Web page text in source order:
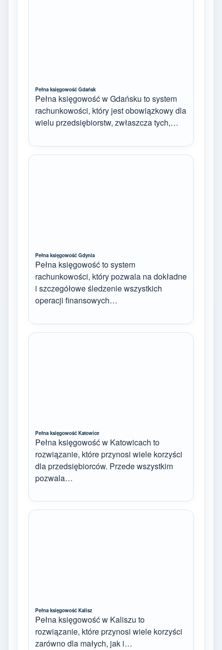
Pełna księgowość Gdańsk
Pełna księgowość w Gdańsku to system
rachunkowości, który jest obowiązkowy dla
wielu przedsiębiorstw, zwłaszcza tych,…
Pełna księgowość Gdynia
Pełna księgowość to system
rachunkowości, który pozwala na dokładne
i szczegółowe śledzenie wszystkich
operacji finansowych…
Pełna księgowość Katowice
Pełna księgowość w Katowicach to
rozwiązanie, które przynosi wiele korzyści
dla przedsiębiorców. Przede wszystkim
pozwala…
Pełna księgowość Kalisz
Pełna księgowość w Kaliszu to
rozwiązanie, które przynosi wiele korzyści
zarówno dla małych, jak i…